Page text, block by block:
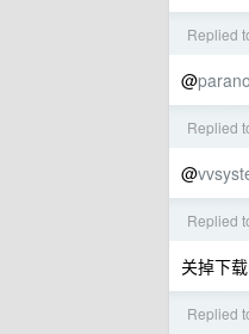
Replied
@
Replied
@
Replied
关掉下
Replied